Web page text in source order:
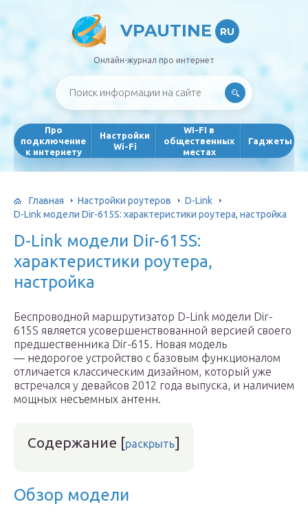
VPAUTINE RU
Онлайн-журнал про интернет
Про
подключение
к интернету
Настройки
Wi-Fi
WI-FI в
общественных
местах
Гаджеты
Главная Настройки роутеров
D-Link
D-Link модели Dir-615S: характеристики роутера, настройка
D-Link модели Dir-615S:
характеристики роутера,
настройка
Беспроводной маршрутизатор D-Link модели Dir-
615S является усовершенствованной версией своего
предшественника Dir-615. Новая модель
— недорогое устройство с базовым функционалом
отличается классическим дизайном, который уже
встречался у девайсов 2012 года выпуска, и наличием
мощных несъемных антенн.
Содержание [раскрыть]
Обзор модели